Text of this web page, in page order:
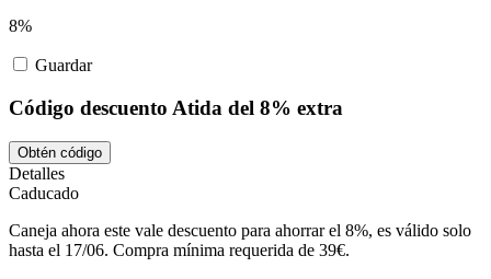
8%
Guardar
Código descuento Atida del 8% extra
Obtén código
Detalles
Caducado
Caneja ahora este vale descuento para ahorrar el 8%, es válido solo
hasta el 17/06. Compra mínima requerida de 39€.